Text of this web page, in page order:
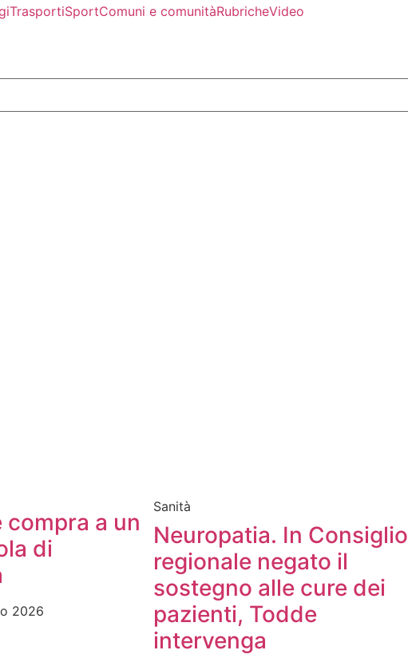
TrasportiSportComuni e comunitàRubricheVideo
compra a un
di
2026
Sanità
Neuropatia. In Consiglio
regionale negato il
sostegno alle cure dei
pazienti, Todde
intervenga